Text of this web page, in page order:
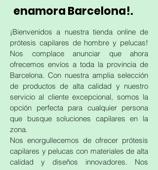
enamora Barcelona!.
¡Bienvenidos a nuestra tienda online de
prótesis capilares de hombre y pelucas!
Nos complace anunciar que ahora
ofrecemos envíos a toda la provincia de
Barcelona. Con nuestra amplia selección
de productos de alta calidad y nuestro
servicio al cliente excepcional, somos la
opción perfecta para cualquier persona
que busque soluciones capilares en la
zona.
Nos enorgullecemos de ofrecer prótesis
capilares y pelucas con materiales de alta
calidad y diseños innovadores. Nos